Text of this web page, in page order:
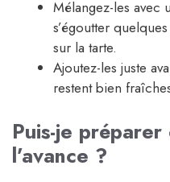
Mélangez-les avec
s’égoutter
sur la tarte.
Ajoutez-les juste
restent bien
Puis-je
l’avance ?